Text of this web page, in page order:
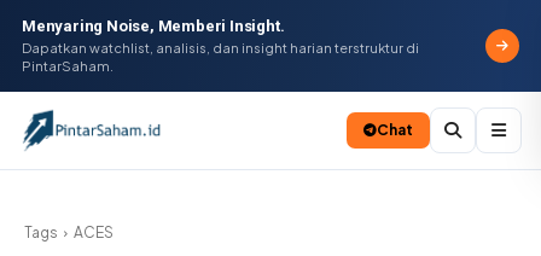
Menyaring Noise, Memberi Insight.
Dapatkan watchlist, analisis, dan insight harian terstruktur di
PintarSaham.
Chat
Tags
ACES